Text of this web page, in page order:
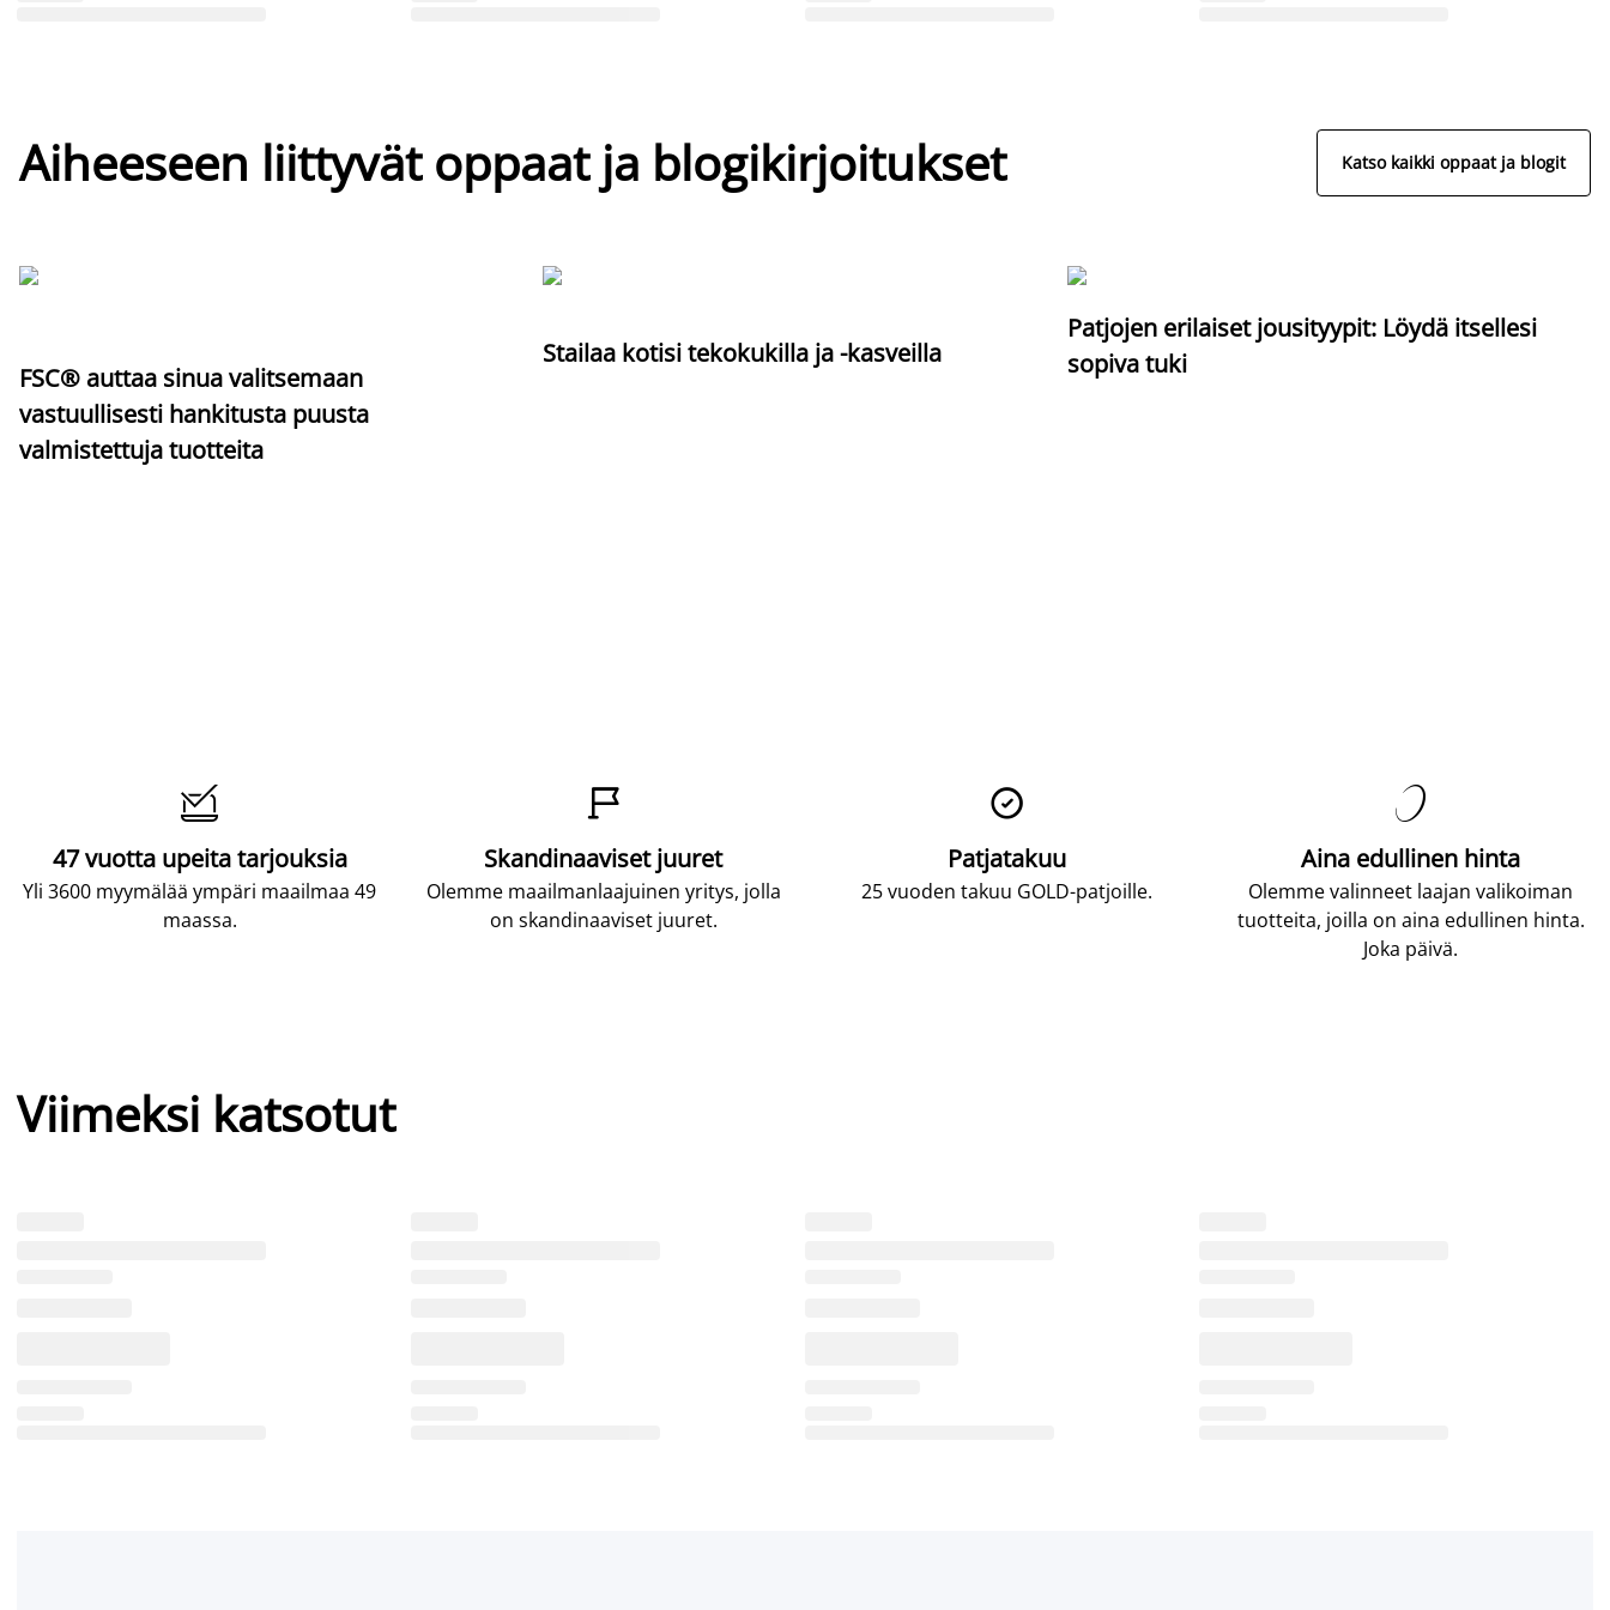
Aiheeseen liittyvät oppaat ja blogikirjoitukset Katso kaikki oppaat ja blogit
FSC® auttaa sinua valitsemaan
vastuullisesti hankitusta puusta
valmistettuja tuotteita
Stailaa kotisi tekokukilla ja -kasveilla
Patjojen erilaiset jousityypit: Löydä itsellesi
sopiva tuki

47 vuotta upeita tarjouksia
Yli 3600 myymälää ympäri maailmaa 49
maassa.

Skandinaaviset juuret
Olemme maailmanlaajuinen yritys, jolla
on skandinaaviset juuret.

Patjatakuu
25 vuoden takuu GOLD-patjoille.

Aina edullinen hinta
Olemme valinneet laajan valikoiman
tuotteita, joilla on aina edullinen hinta.
Joka päivä.
Viimeksi katsotut